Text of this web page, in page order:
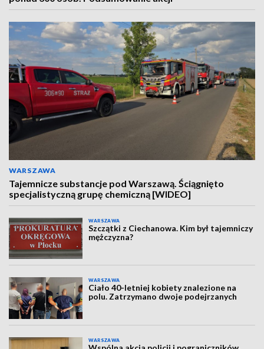
WARSZAWA
Tajemnicze substancje pod Warszawą. Ściągnięto
specjalistyczną grupę chemiczną [WIDEO]
WARSZAWA
Szczątki z Ciechanowa. Kim był tajemniczy
mężczyzna?
WARSZAWA
Ciało 40-letniej kobiety znalezione na
polu. Zatrzymano dwoje podejrzanych
WARSZAWA